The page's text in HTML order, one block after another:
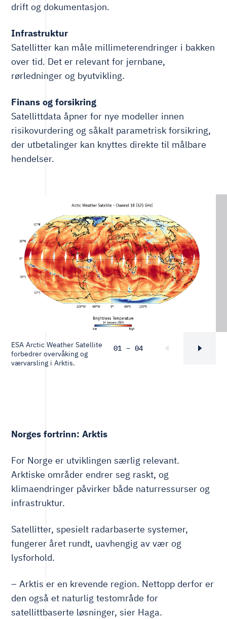
drift og dokumentasjon.
Infrastruktur
Satellitter kan måle millimeterendringer i bakken
over tid. Det er relevant for jernbane,
rørledninger og byutvikling.
Finans og forsikring
Satellittdata åpner for nye modeller innen
risikovurdering og såkalt parametrisk forsikring,
der utbetalinger kan knyttes direkte til målbare
hendelser.
ESA Arctic Weather Satellite
forbedrer overvåking og
værvarsling i Arktis.
01 – 04
Norges fortrinn: Arktis
For Norge er utviklingen særlig relevant.
Arktiske områder endrer seg raskt, og
klimaendringer påvirker både naturressurser og
infrastruktur.
Satellitter, spesielt radarbaserte systemer,
fungerer året rundt, uavhengig av vær og
lysforhold.
– Arktis er en krevende region. Nettopp derfor er
den også et naturlig testområde for
satellittbaserte løsninger, sier Haga.